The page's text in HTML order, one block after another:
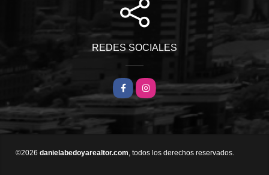
REDES SOCIALES
FacebookInstagram
©2026 danielabedoyarealtor.com, todos los derechos reservados.